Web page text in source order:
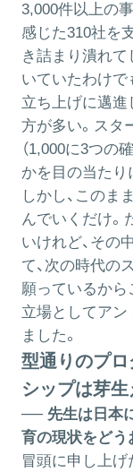
3,000件以上の
感じた310社を
き詰まり潰れて
いていたわけで
立ち上げに邁進
方が多い。スタ
（1,000に3つの
かを目の当たり
しかし、このま
んでいくだけ。
いけれど、その
て、次の時代の
願っているから
立場としてア
ました。
型通りのプロ
シップは芽
── 先生は日本
育の現状をどう
冒頭に申し上げ